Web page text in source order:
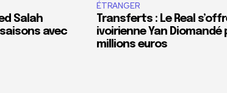
Salah
avec
ÉTRANGER
Transferts : Le Real
ivoirienne Yan Diomandé
millions euros